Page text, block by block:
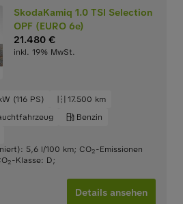
SkodaKamiq 1.0 TSI Selection
OPF (EURO 6e)
21.480 €
inkl. 19% MwSt.
(116 PS)
17.500 km
Benzin
5,6 l/100 km; CO2-Emissionen
2-Klasse: D;
Details ansehen